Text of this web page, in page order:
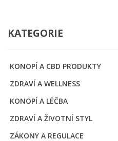
KATEGORIE
KONOPÍ A CBD PRODUKTY
ZDRAVÍ A WELLNESS
KONOPÍ A LÉČBA
ZDRAVÍ A ŽIVOTNÍ STYL
ZÁKONY A REGULACE